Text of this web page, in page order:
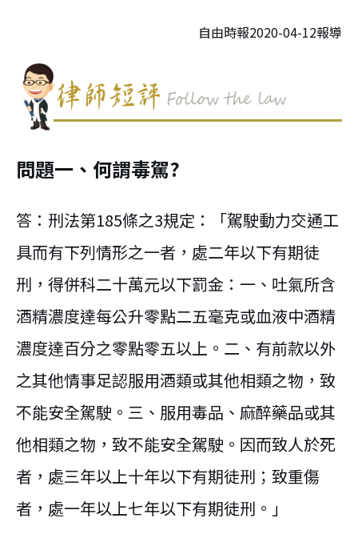
自由時報2020-04-12報導
問題一、何謂毒駕?
答：刑法第185條之3規定：「駕駛動力交通工
具而有下列情形之一者，處二年以下有期徒
刑，得併科二十萬元以下罰金：一、吐氣所含
酒精濃度達每公升零點二五毫克或血液中酒精
濃度達百分之零點零五以上。二、有前款以外
之其他情事足認服用酒類或其他相類之物，致
不能安全駕駛。三、服用毒品、麻醉藥品或其
他相類之物，致不能安全駕駛。因而致人於死
者，處三年以上十年以下有期徒刑；致重傷
者，處一年以上七年以下有期徒刑。」